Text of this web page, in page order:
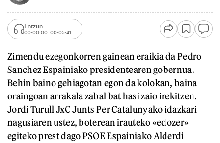
Entzun
00:00:00 00:05:41
Zimendu ezegonkorren gainean eraikia da Pedro
Sanchez Espainiako presidentearen gobernua.
Behin baino gehiagotan egon da kolokan, baina
oraingoan arrakala zabal bat hasi zaio irekitzen.
Jordi Turull JxC Junts Per Catalunyako idazkari
nagusiaren ustez, boterean irauteko «edozer»
egiteko prest dago PSOE Espainiako Alderdi